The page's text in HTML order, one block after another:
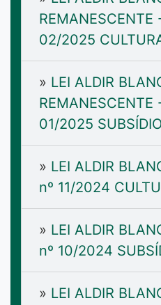
REMANESCENTE
02/2025
» LEI ALDIR
REMANESCENTE
01/2025
» LEI ALDIR
nº 11/2024
» LEI ALDIR
nº 10/2024
» LEI ALDIR